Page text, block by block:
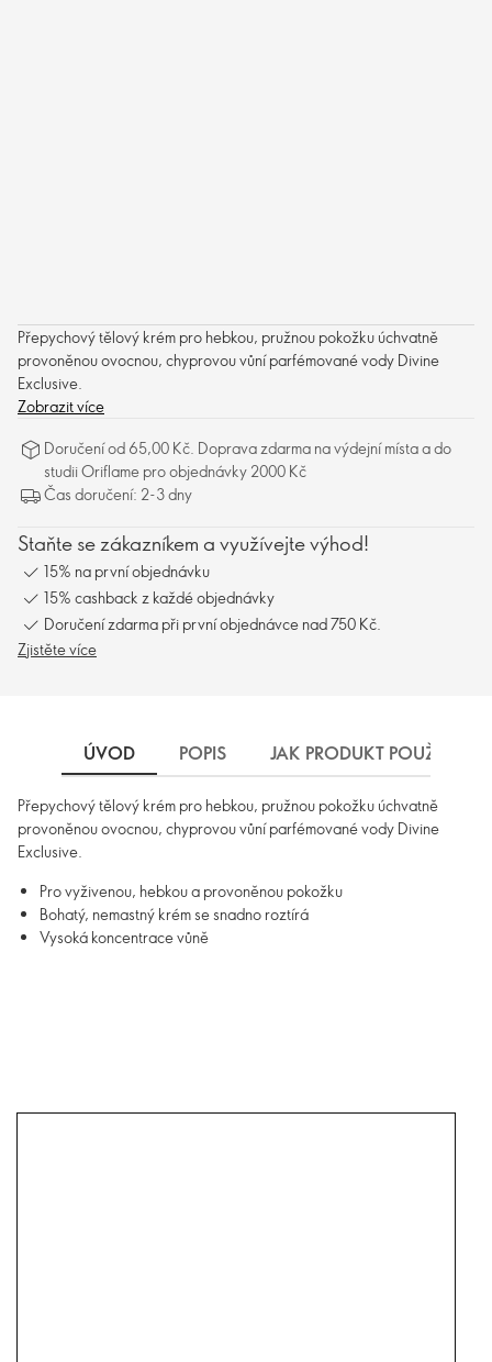
Přepychový tělový krém pro hebkou, pružnou pokožku úchvatně
provoněnou ovocnou, chyprovou vůní parfémované vody Divine
Exclusive.
Zobrazit více
Doručení od 65,00 Kč. Doprava zdarma na výdejní místa a do
studii Oriflame pro objednávky 2000 Kč
Čas doručení: 2-3 dny
Staňte se zákazníkem a využívejte výhod!
15% na první objednávku
15% cashback z každé objednávky
Doručení zdarma při první objednávce nad 750 Kč.
Zjistěte více
ÚVOD POPIS JAK PRODUKT POUŽÍVAT
Přepychový tělový krém pro hebkou, pružnou pokožku úchvatně
provoněnou ovocnou, chyprovou vůní parfémované vody Divine
Exclusive.
Pro vyživenou, hebkou a provoněnou pokožku
Bohatý, nemastný krém se snadno roztírá
Vysoká koncentrace vůně